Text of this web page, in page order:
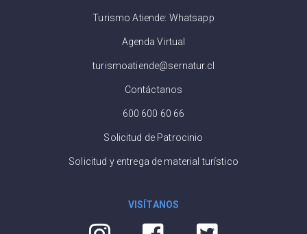
Turismo Atiende: Whatsapp
Agenda Virtual
turismoatiende@sernatur.cl
Contáctanos
600 600 60 66
Solicitud de Patrocinio
Solicitud y entrega de material turístico
VISÍTANOS